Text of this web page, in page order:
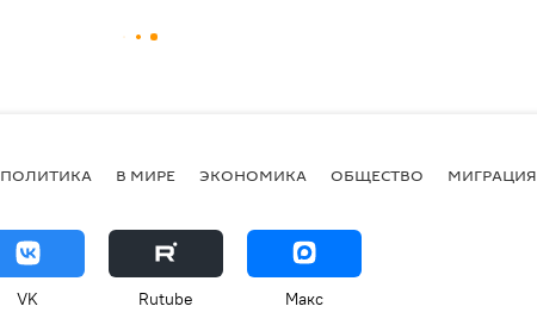
ПОЛИТИКА В МИРЕ ЭКОНОМИКА ОБЩЕСТВО МИГРАЦИЯ
VK Rutube Макс